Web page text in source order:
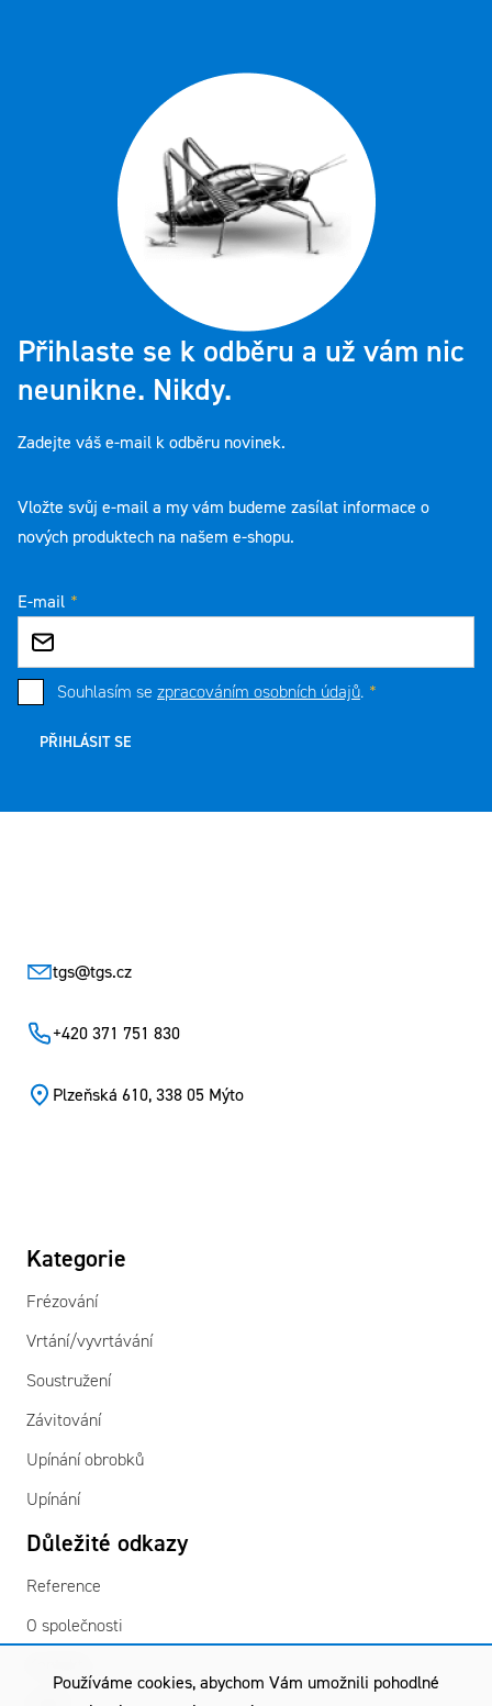
Používáme cookies, abychom Vám umožnili pohodlné
Přihlaste se k odběru a už vám nic
neunikne. Nikdy.
Zadejte váš e-mail k odběru novinek.
Vložte svůj e-mail a my vám budeme zasílat informace o
nových produktech na našem e-shopu.
E-mail
Souhlasím se zpracováním osobních údajů.
PŘIHLÁSIT SE
tgs@tgs.cz
+420 371 751 830
Plzeňská 610, 338 05 Mýto
Kategorie
Frézování
Vrtání/vyvrtávání
Soustružení
Závitování
Upínání obrobků
Upínání
Důležité odkazy
Reference
O společnosti